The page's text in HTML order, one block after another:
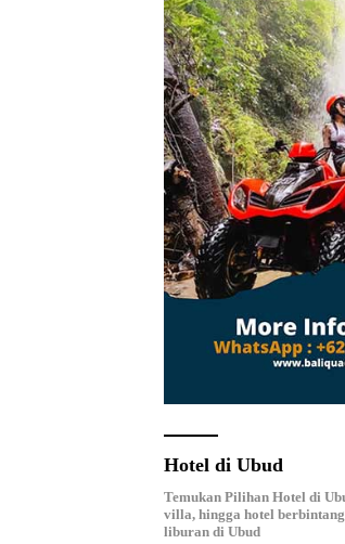
Hotel di Ubud
Temukan Pilihan Hotel di
villa, hingga hotel
liburan di Ubud